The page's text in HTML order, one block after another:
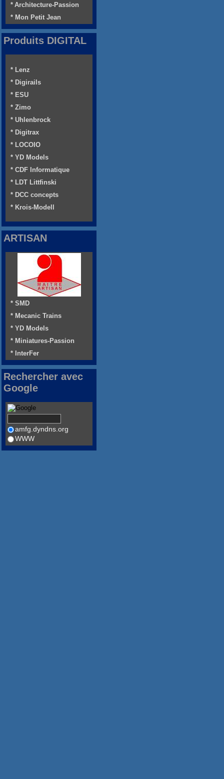
* Architecture-Passion
* Mon Petit Jean
Produits DIGITAL
* Lenz
* Digirails
* ESU
* Zimo
* Uhlenbrock
* Digitrax
* LOCOIO
* YD Models
* CDF Informatique
* LDT Littfinski
* DCC concepts
* Krois-Modell
ARTISAN
* SMD
* Mecanic Trains
* YD Models
* Miniatures-Passion
* InterFer
Rechercher avec
Google
amfg.dyndns.org
WWW